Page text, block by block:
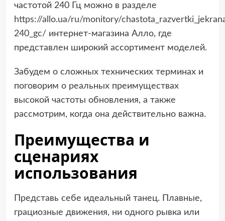
частотой 240 Гц можно в разделе
https://allo.ua/ru/monitory/
240_gc/ интернет-магазина Алло, где
представлен широкий ассортимент моделей.
Забудем о сложных технических терминах и
поговорим о реальных преимуществах
высокой частоты обновления, а также
рассмотрим, когда она действительно важна.
Преимущества и
сценариях
использования
Представь себе идеальный танец. Плавные,
грациозные движения, ни одного рывка или